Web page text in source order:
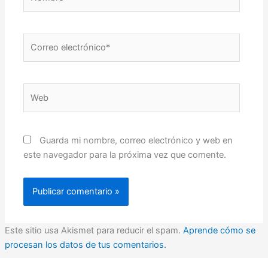
Guarda mi nombre, correo electrónico y web en
este navegador para la próxima vez que comente.
Este sitio usa Akismet para reducir el spam. Aprende cómo se
procesan los datos de tus comentarios.